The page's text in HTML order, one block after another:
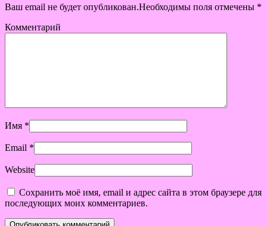
Ваш email не будет опубликован.Необходимы поля отмечены *
Комментарий
Имя *
Email *
Website
Сохранить моё имя, email и адрес сайта в этом браузере для
последующих моих комментариев.